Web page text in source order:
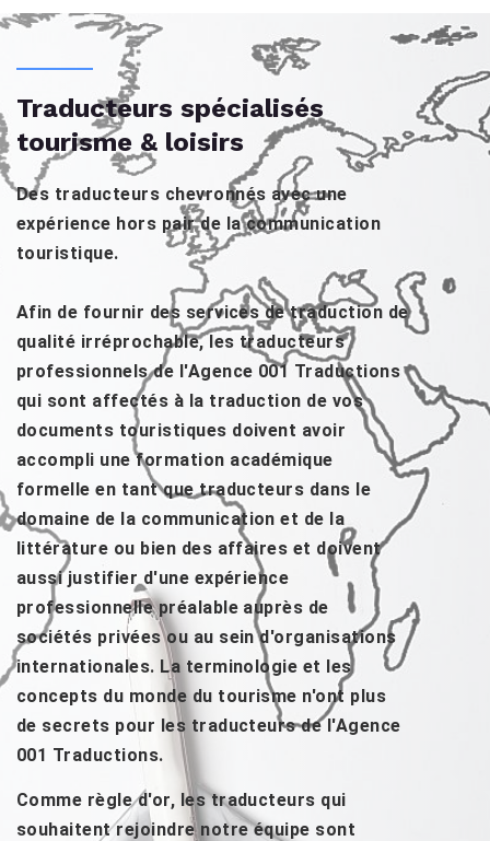
Traducteurs spécialisés
tourisme & loisirs
Des traducteurs chevronnés avec une
expérience hors pair de la communication
touristique.
Afin de fournir des services de traduction de
qualité irréprochable, les traducteurs
professionnels de l'Agence 001 Traductions
qui sont affectés à la traduction de vos
documents touristiques doivent avoir
accompli une formation académique
formelle en tant que traducteurs dans le
domaine de la communication et de la
littérature ou bien des affaires et doivent
aussi justifier d'une expérience
professionnelle préalable auprès de
sociétés privées ou au sein d'organisations
internationales. La terminologie et les
concepts du monde du tourisme n'ont plus
de secrets pour les traducteurs de l'Agence
001 Traductions.
Comme règle d'or, les traducteurs qui
souhaitent rejoindre notre équipe sont